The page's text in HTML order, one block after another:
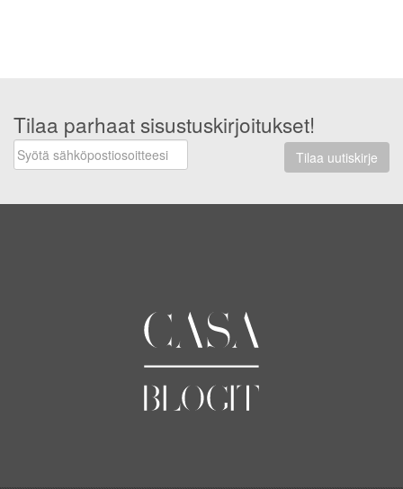
Tilaa parhaat sisustuskirjoitukset!
Tilaa uutiskirje